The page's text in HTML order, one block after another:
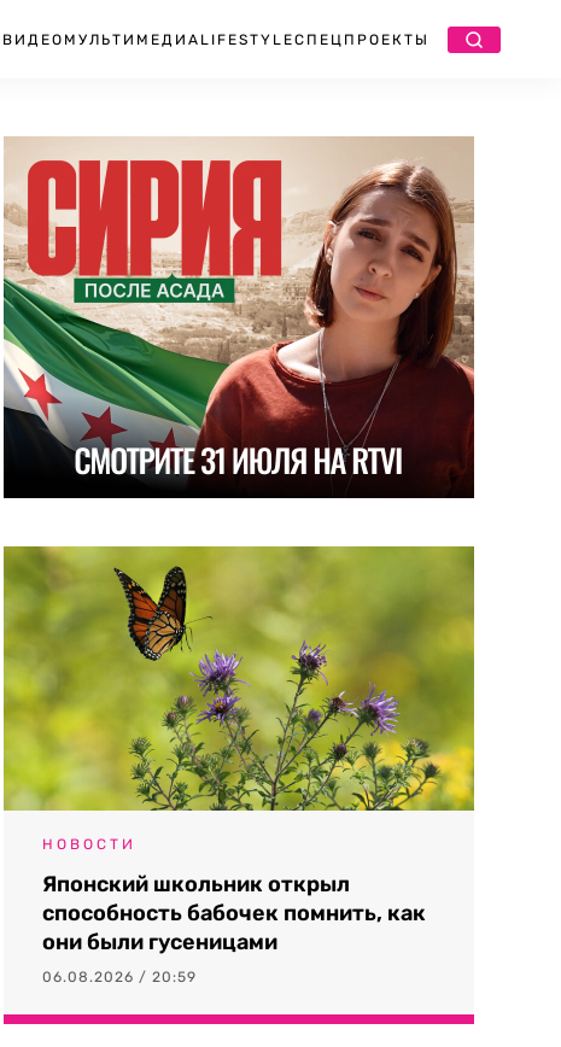
ВИДЕО МУЛЬТИМЕДИА LIFESTYLEСПЕЦПРОЕКТЫ
НОВОСТИ
Японский школьник открыл
способность бабочек помнить, как
они были гусеницами
06.08.2026 / 20:59